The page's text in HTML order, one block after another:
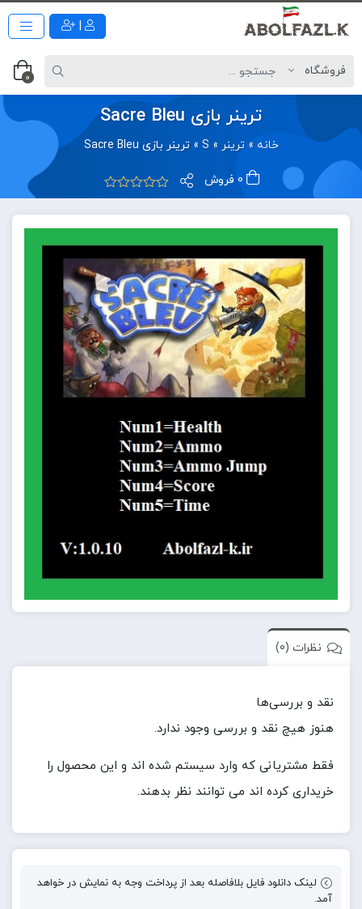
0
ترینر بازی Sacre Bleu
خانه »ترینر »
S
»ترینر بازی Sacre Bleu
نظرات (0)
نقد و بررسی‌ها
هنوز هیچ نقد و بررسی وجود ندارد.
فقط مشتریانی که وارد سیستم شده اند و این محصول را
خریداری کرده اند می توانند نظر بدهند.
لینک دانلود فایل بلافاصله بعد از پرداخت وجه به نمایش در خواهد
آمد.